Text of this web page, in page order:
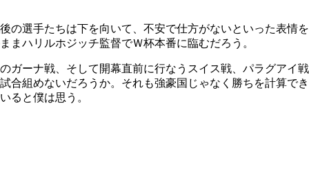
の選手たちは下を向いて、不安で仕方がないといった表情を
ハリルホジッチ監督でＷ杯本番に臨むだろう。
ガーナ戦、そして開幕直前に行なうスイス戦、パラグアイ戦
合組めないだろうか。それも強豪国じゃなく勝ちを計算でき
ると僕は思う。